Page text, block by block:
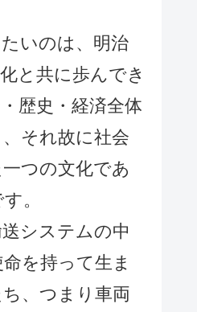
いのは、明治
と共に歩んでき
歴史・経済全体
それ故に社会
つの文化であ
。
システムの中
を持って生ま
、つまり車両